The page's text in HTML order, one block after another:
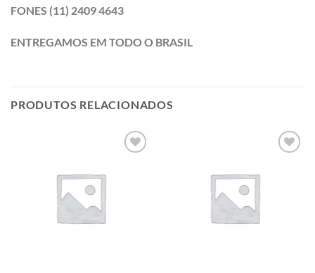
FONES (11) 2409 4643
ENTREGAMOS EM TODO O BRASIL
PRODUTOS RELACIONADOS